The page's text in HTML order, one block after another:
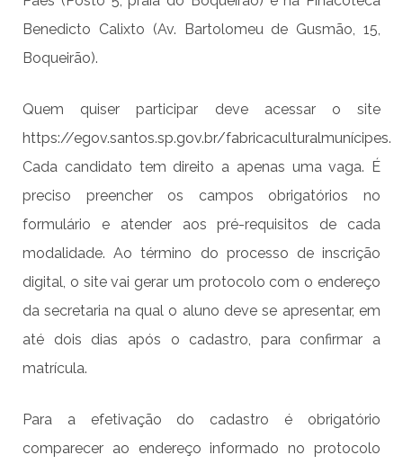
Benedicto Calixto (Av. Bartolomeu de Gusmão, 15,
Boqueirão).
Quem quiser participar deve acessar o site
https://egov.santos.sp.gov.br/fabricaculturalmunícipes.
Cada candidato tem direito a apenas uma vaga. É
preciso preencher os campos obrigatórios no
formulário e atender aos pré-requisitos de cada
modalidade. Ao término do processo de inscrição
digital, o site vai gerar um protocolo com o endereço
da secretaria na qual o aluno deve se apresentar, em
até dois dias após o cadastro, para confirmar a
matrícula.
Para a efetivação do cadastro é obrigatório
comparecer ao endereço informado no protocolo